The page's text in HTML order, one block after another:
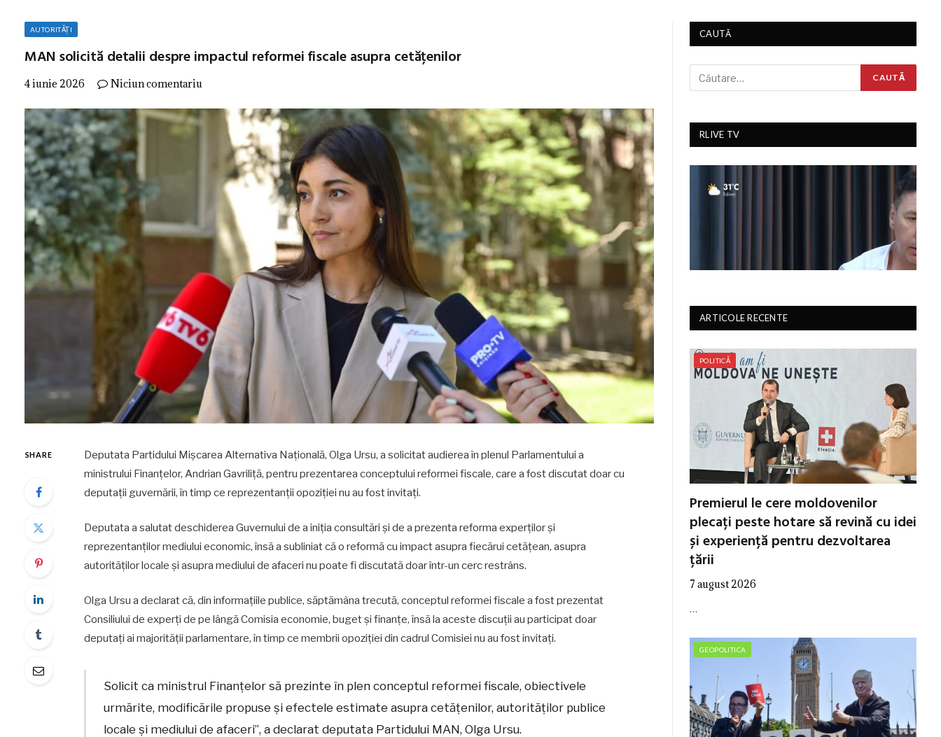
AUTORITĂȚI
MAN solicită detalii despre impactul reformei fiscale asupra cetățenilor
4 iunie 2026 Niciun comentariu
SHARE
Deputata Partidului Mișcarea Alternativa Națională, Olga Ursu, a solicitat audierea în plenul Parlamentului a
ministrului Finanțelor, Andrian Gavriliță, pentru prezentarea conceptului reformei fiscale, care a fost discutat doar cu
deputații guvernării, în timp ce reprezentanții opoziției nu au fost invitați.
Deputata a salutat deschiderea Guvernului de a iniția consultări și de a prezenta reforma experților și
reprezentanților mediului economic, însă a subliniat că o reformă cu impact asupra fiecărui cetățean, asupra
autorităților locale și asupra mediului de afaceri nu poate fi discutată doar într-un cerc restrâns.
Olga Ursu a declarat că, din informațiile publice, săptămâna trecută, conceptul reformei fiscale a fost prezentat
Consiliului de experți de pe lângă Comisia economie, buget și finanțe, însă la aceste discuții au participat doar
deputați ai majorității parlamentare, în timp ce membrii opoziției din cadrul Comisiei nu au fost invitați.
Solicit ca ministrul Finanțelor să prezinte în plen conceptul reformei fiscale, obiectivele
urmărite, modificările propuse și efectele estimate asupra cetățenilor, autorităților publice
locale și mediului de afaceri”, a declarat deputata Partidului MAN, Olga Ursu.
CAUTĂ
RLIVE TV
ARTICOLE RECENTE
POLITICĂ
Premierul le cere moldovenilor
plecați peste hotare să revină cu idei
și experiență pentru dezvoltarea
țării
7 august 2026
…
GEOPOLITICA